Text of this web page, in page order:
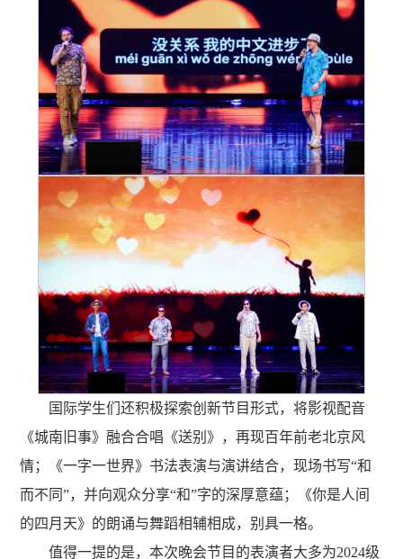
国际学生们还积极探索创新节目形式，将影视配音
《城南旧事》融合合唱《送别》，再现百年前老北京风
情；《一字一世界》书法表演与演讲结合，现场书写“和
而不同”，并向观众分享“和”字的深厚意蕴；《你是人间
的四月天》的朗诵与舞蹈相辅相成，别具一格。
值得一提的是，本次晚会节目的表演者大多为2024级